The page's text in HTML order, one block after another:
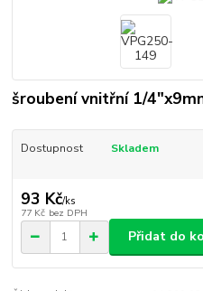
šroubení vnitřní 1/
Dostupnost Skladem
93 Kč/ks
77 Kč bez DPH
Přidat do